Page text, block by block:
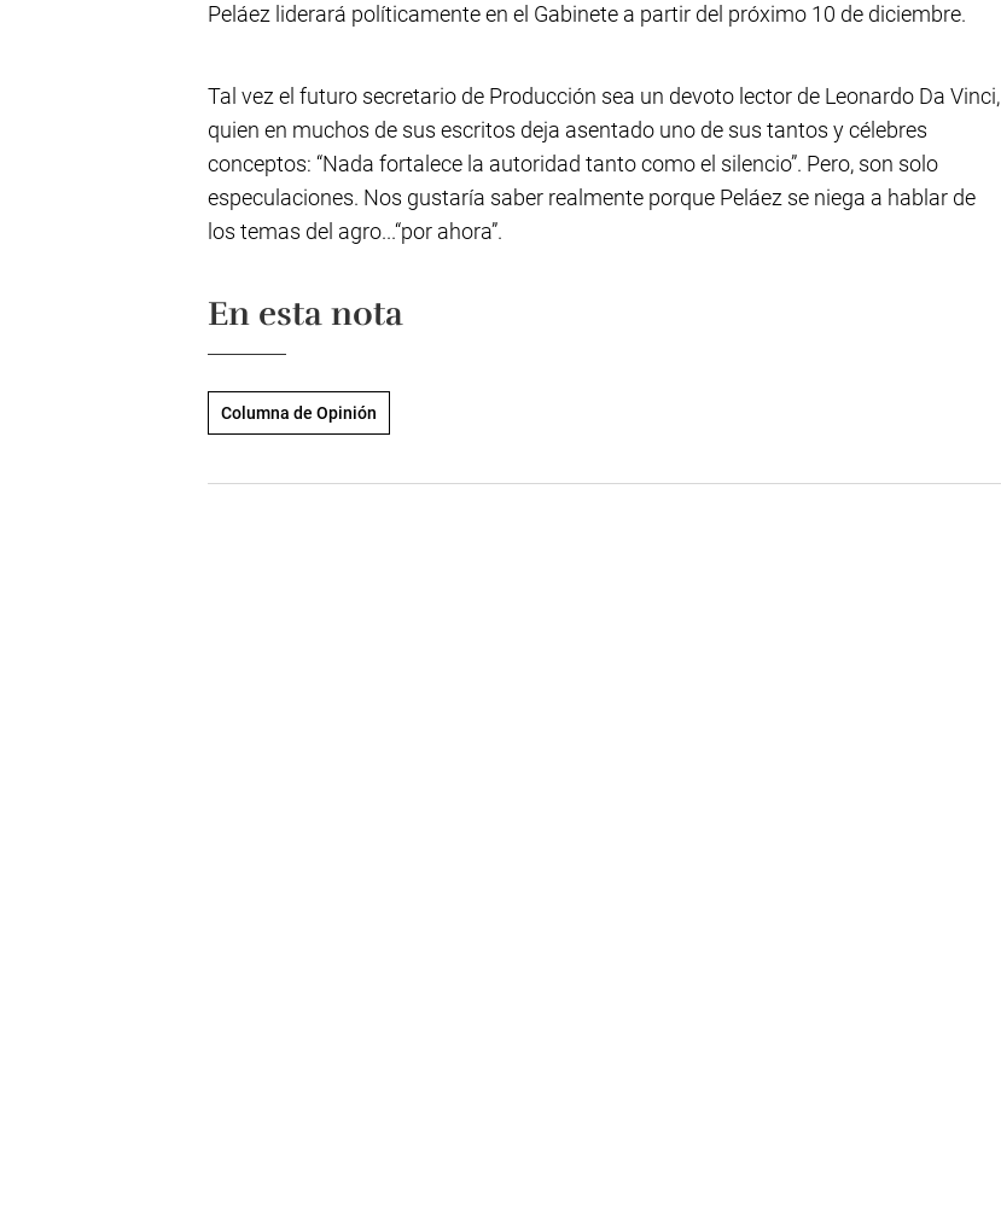
Peláez liderará políticamente en el Gabinete a partir del próximo 10 de diciembre.
Tal vez el futuro secretario de Producción sea un devoto lector de Leonardo Da Vinci,
quien en muchos de sus escritos deja asentado uno de sus tantos y célebres
conceptos: “Nada fortalece la autoridad tanto como el silencio”. Pero, son solo
especulaciones. Nos gustaría saber realmente porque Peláez se niega a hablar de
los temas del agro...“por ahora”.
En esta nota
Columna de Opinión